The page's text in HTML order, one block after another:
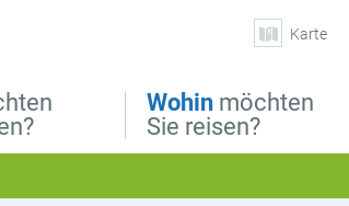
Wohin möchten
Sie reisen?
Karte